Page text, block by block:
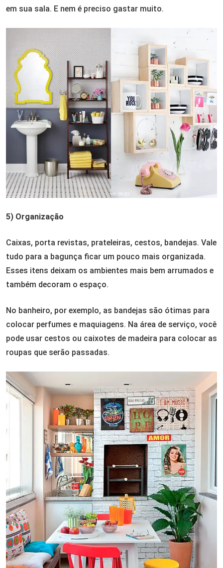
em sua sala. E nem é preciso gastar muito.
5) Organização
Caixas, porta revistas, prateleiras, cestos, bandejas. Vale
tudo para a bagunça ficar um pouco mais organizada.
Esses itens deixam os ambientes mais bem arrumados e
também decoram o espaço.
No banheiro, por exemplo, as bandejas são ótimas para
colocar perfumes e maquiagens. Na área de serviço, você
pode usar cestos ou caixotes de madeira para colocar as
roupas que serão passadas.